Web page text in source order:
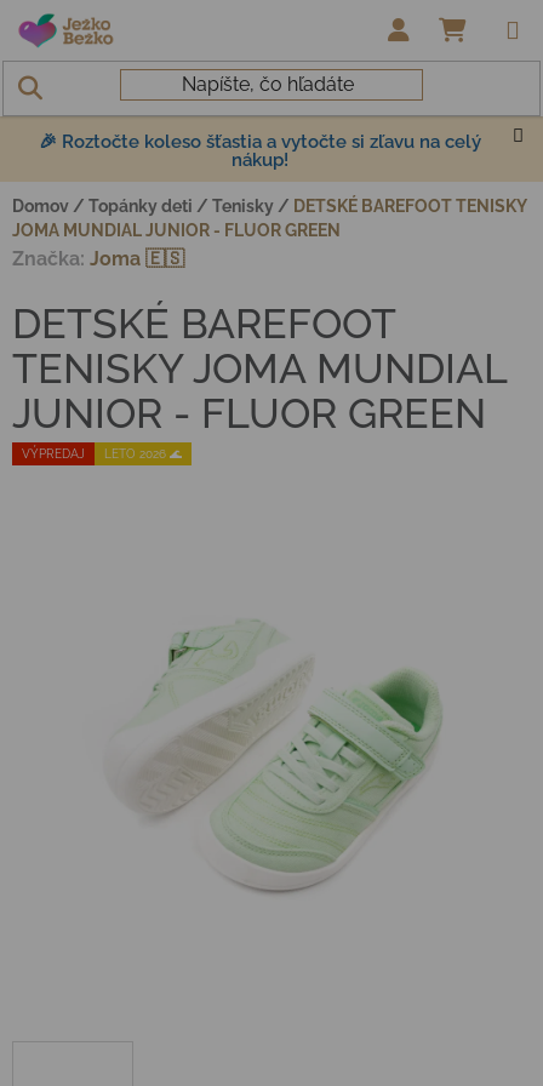
Prejsť na obsah
🎉 Roztočte koleso šťastia a vytočte si zľavu na celý
nákup!
Domov / Topánky deti / Tenisky / DETSKÉ BAREFOOT TENISKY
JOMA MUNDIAL JUNIOR - FLUOR GREEN
VÝPREDAJ LETO 2026 🌊
DETSKÉ BAREFOOT
TENISKY JOMA MUNDIAL
JUNIOR - FLUOR GREEN
Značka: Joma 🇪🇸